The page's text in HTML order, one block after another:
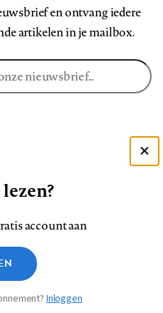
en ontvang iedere
artikelen in je mailbox.
YouTube
Privacy
vragen verdienen
antwoorden
account aan
Inloggen